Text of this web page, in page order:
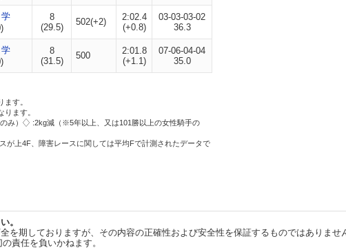
8
(29.5)
502(+2)
2:02.4
(+0.8)
03-03-03-02
36.3
8
(31.5)
500
2:01.8
(+1.1)
07-06-04-04
35.0
す。
ます。
み）
:2kg減（※5年以上、又は101勝以上の女性騎手の
上4F、障害レースに関しては平均Fで計測されたデータで
。
期しておりますが、その内容の正確性および安全性を保証するものではありませ
責任を負いかねます。